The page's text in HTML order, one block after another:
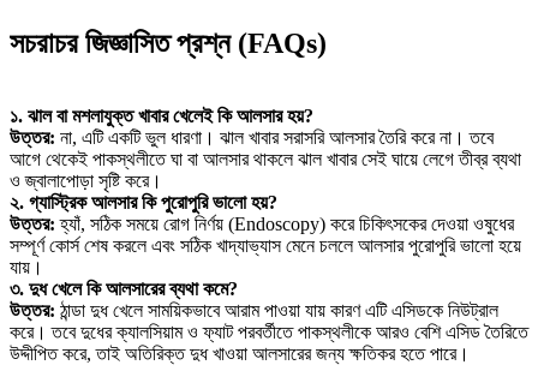
সচরাচর জিজ্ঞাসিত প্রশ্ন (FAQs)
১. ঝাল বা মশলাযুক্ত খাবার খেলেই কি আলসার হয়?
উত্তর: না, এটি একটি ভুল ধারণা। ঝাল খাবার সরাসরি আলসার তৈরি করে না। তবে
আগে থেকেই পাকস্থলীতে ঘা বা আলসার থাকলে ঝাল খাবার সেই ঘায়ে লেগে তীব্র ব্যথা
ও জ্বালাপোড়া সৃষ্টি করে।
২. গ্যাস্ট্রিক আলসার কি পুরোপুরি ভালো হয়?
উত্তর: হ্যাঁ, সঠিক সময়ে রোগ নির্ণয় (Endoscopy) করে চিকিৎসকের দেওয়া ওষুধের
সম্পূর্ণ কোর্স শেষ করলে এবং সঠিক খাদ্যাভ্যাস মেনে চললে আলসার পুরোপুরি ভালো হয়ে
যায়।
৩. দুধ খেলে কি আলসারের ব্যথা কমে?
উত্তর: ঠান্ডা দুধ খেলে সাময়িকভাবে আরাম পাওয়া যায় কারণ এটি এসিডকে নিউট্রাল
করে। তবে দুধের ক্যালসিয়াম ও ফ্যাট পরবর্তীতে পাকস্থলীকে আরও বেশি এসিড তৈরিতে
উদ্দীপিত করে, তাই অতিরিক্ত দুধ খাওয়া আলসারের জন্য ক্ষতিকর হতে পারে।